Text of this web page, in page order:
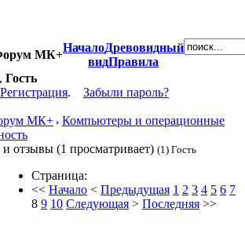
МК+
НачалоДревовидный
видПравила
Гость
Регистрация. Забыли пароль?
МК+
Компьютеры и операционные
отзывы (1 просматривает) (1) Гость
Страница:
<< Начало < Предыдущая 1 2 3 4 5 6 7
8 9 10 Следующая > Последняя >>